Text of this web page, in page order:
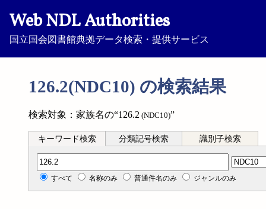
Web NDL Authorities
国立国会図書館典拠データ検索・提供サービス
126.2(NDC10) の検索結果
検索対象：家族名の“126.2 (NDC10)”
キーワード検索 分類記号検索 識別子検索
分類記号検索
すべて 名称のみ 普通件名のみ ジャンルのみ